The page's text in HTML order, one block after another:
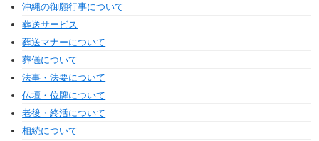
沖縄の御願行事について
葬送サービス
葬送マナーについて
葬儀について
法事・法要について
仏壇・位牌について
老後・終活について
相続について